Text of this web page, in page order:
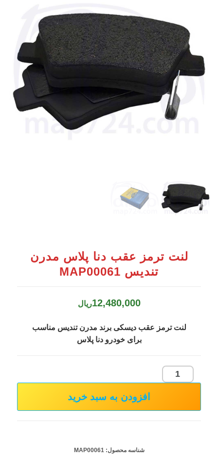
لنت ترمز عقب دنا پلاس مدرن
تندیس MAP00061
12,480,000ریال
لنت ترمز عقب دیسکی برند مدرن تندیس مناسب
برای خودرو دنا پلاس
لنت
افزودن به سبد خرید
شناسه محصول:MAP00061